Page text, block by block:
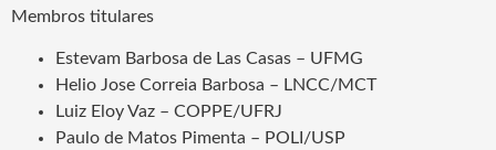
Membros titulares
Estevam Barbosa de Las Casas – UFMG
Helio Jose Correia Barbosa – LNCC/MCT
Luiz Eloy Vaz – COPPE/UFRJ
Paulo de Matos Pimenta – POLI/USP